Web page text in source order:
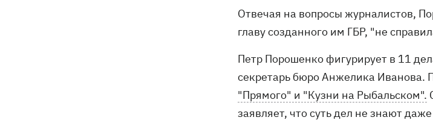
Отвечая на вопросы журналистов,
главу созданного им ГБР, "не
Петр Порошенко фигурирует в 11
секретарь бюро Анжелика Иванова.
"Прямого" и "Кузни на Рыбальском".
заявляет, что суть дел не знают